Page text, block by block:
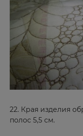
22. Края изделия
полос 5,5 см.
Н
Набережные
Назарово
Нариманов
Нерчинск
Нижнекамск